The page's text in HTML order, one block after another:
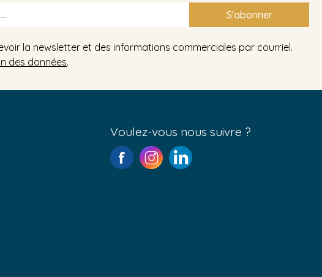
S'abonner
la newsletter et des informations commerciales par courriel.
des données.
Voulez-vous nous suivre ?